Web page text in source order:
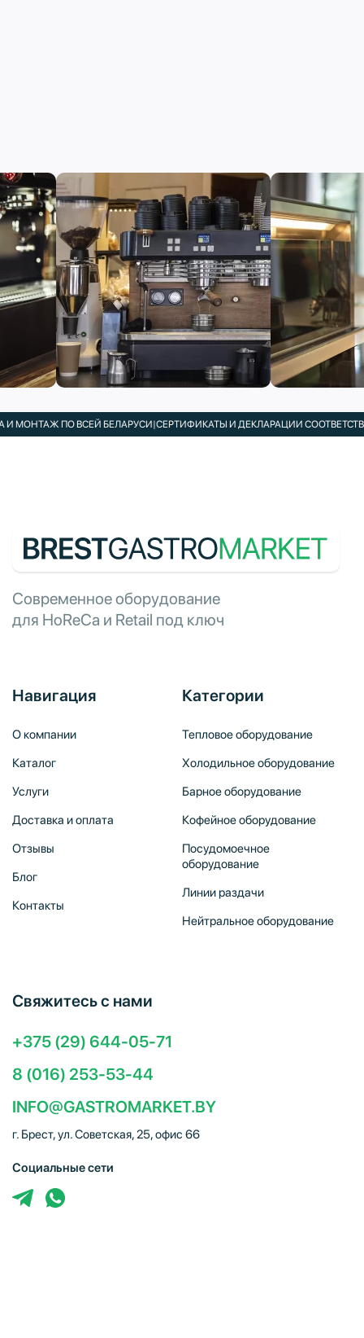
МОНТАЖ ПО ВСЕЙ БЕЛАРУСИ|СЕРТИФИКАТЫ И ДЕКЛАРАЦИИ
Современное оборудование
для HoReCa и Retail под ключ
Навигация
О компании
Каталог
Услуги
Доставка и оплата
Отзывы
Блог
Контакты
Категории
Тепловое оборудование
Холодильное оборудование
Барное оборудование
Кофейное оборудование
Посудомоечное
оборудование
Линии раздачи
Нейтральное оборудование
Свяжитесь с нами
+375 (29) 644-05-71
8 (016) 253-53-44
INFO@GASTROMARKET.BY
г. Брест, ул. Советская, 25, офис 66
Социальные сети